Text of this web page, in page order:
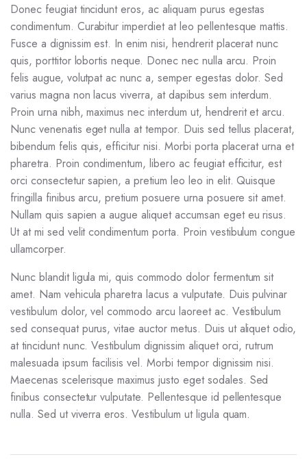
Donec feugiat tincidunt eros, ac aliquam purus egestas
condimentum. Curabitur imperdiet at leo pellentesque mattis.
Fusce a dignissim est. In enim nisi, hendrerit placerat nunc
quis, porttitor lobortis neque. Donec nec nulla arcu. Proin
felis augue, volutpat ac nunc a, semper egestas dolor. Sed
varius magna non lacus viverra, at dapibus sem interdum.
Proin urna nibh, maximus nec interdum ut, hendrerit et arcu.
Nunc venenatis eget nulla at tempor. Duis sed tellus placerat,
bibendum felis quis, efficitur nisi. Morbi porta placerat urna et
pharetra. Proin condimentum, libero ac feugiat efficitur, est
orci consectetur sapien, a pretium leo leo in elit. Quisque
fringilla finibus arcu, pretium posuere urna posuere sit amet.
Nullam quis sapien a augue aliquet accumsan eget eu risus.
Ut at mi sed velit condimentum porta. Proin vestibulum congue
ullamcorper.
Nunc blandit ligula mi, quis commodo dolor fermentum sit
amet. Nam vehicula pharetra lacus a vulputate. Duis pulvinar
vestibulum dolor, vel commodo arcu laoreet ac. Vestibulum
sed consequat purus, vitae auctor metus. Duis ut aliquet odio,
at tincidunt nunc. Vestibulum dignissim aliquet orci, rutrum
malesuada ipsum facilisis vel. Morbi tempor dignissim nisi.
Maecenas scelerisque maximus justo eget sodales. Sed
finibus consectetur vulputate. Pellentesque id pellentesque
nulla. Sed ut viverra eros. Vestibulum ut ligula quam.